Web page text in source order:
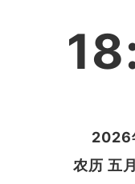
2026
农历 五